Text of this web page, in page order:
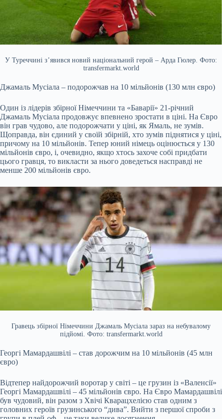
У Туреччині з’явився новий національний герой – Арда Гюлер. Фото:
transfermarkt.world
Джамаль Мусіала – подорожчав на 10 мільйонів (130 млн євро)
Один із лідерів збірної Німеччини та «Баварії» 21-річний
Джамаль Мусіала продовжує впевнено зростати в ціні. На Євро
він грав чудово, але подорожчати у ціні, як Ямаль, не зумів.
Щоправда, він єдиний у своїй збірній, хто зумів піднятися у ціні,
причому на 10 мільйонів. Тепер юний німець оцінюється у 130
мільйонів євро, і, очевидно, якщо хтось захоче собі придбати
цього гравця, то викласти за нього доведеться насправді не
менше 200 мільйонів євро.
Гравець збірної Німеччини Джамаль Мусіала зараз на небувалому
підйомі. Фото: transfermarkt.world
Георгі Мамардашвілі – став дорожчим на 10 мільйонів (45 млн
євро)
Відтепер найдорожчий воротар у світі – це грузин із «Валенсії»
Георгі Мамардашвілі – 45 мільйонів євро. На Євро Мамардашвілі
був чудовий, він разом з Хвічі Кварацхелією став одним з
головних героїв грузинського “дива”. Вийти з першої спроби з